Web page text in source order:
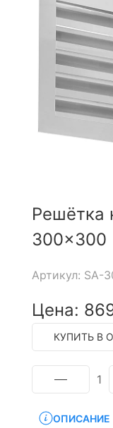
Решётка
300x300
Артикул: SA-
Цена:
КУПИТЬ В
1
ОПИСАНИЕ